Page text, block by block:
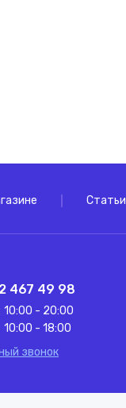
Статьи
467 49 98
10:00 - 20:00
10:00 - 18:00
звонок